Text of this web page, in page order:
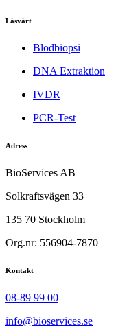
Läsvärt
Blodbiopsi
DNA Extraktion
IVDR
PCR-Test
Adress
BioServices AB
Solkraftsvägen 33
135 70 Stockholm
Org.nr: 556904-7870
Kontakt
08-89 99 00
info@bioservices.se